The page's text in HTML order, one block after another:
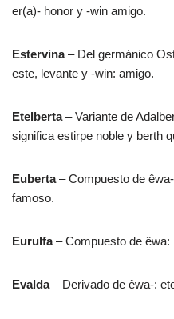
er(a)- honor y -win amigo.
Estervina– Del germánico
este, levante y -win: amigo.
Etelberta– Variante de
significa estirpe noble y berth
Euberta– Compuesto de
famoso.
Eurulfa– Compuesto de êwa:
Evalda– Derivado de êwa-: